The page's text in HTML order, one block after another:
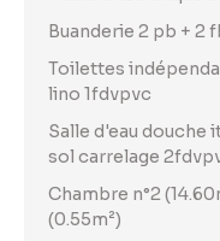
Buanderie 2 pb + 2
Toilettes
lino 1fdvpvc
Salle d'eau douche
sol carrelage
Chambre n°2
(0.55m²)